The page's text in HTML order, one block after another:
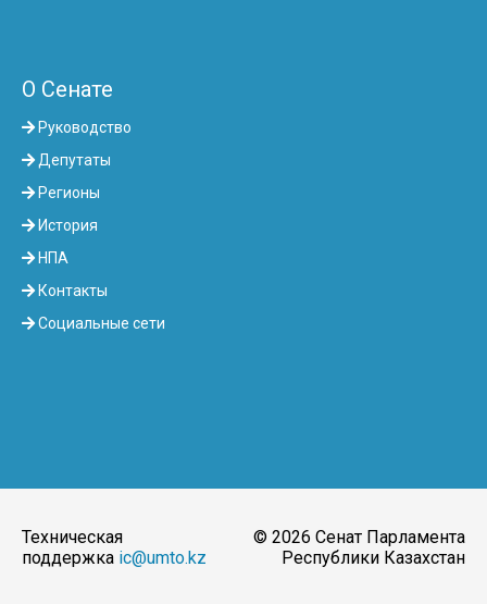
О Сенате
Руководство
Депутаты
Регионы
История
НПА
Контакты
Социальные сети
Техническая
поддержка ic@umto.kz
© 2026 Сенат Парламента
Республики Казахстан